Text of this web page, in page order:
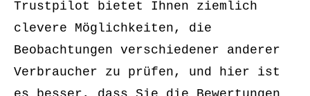
Trustpilot bietet Ihnen ziemlich
clevere Möglichkeiten, die
Beobachtungen verschiedener anderer
Verbraucher zu prüfen, und hier ist